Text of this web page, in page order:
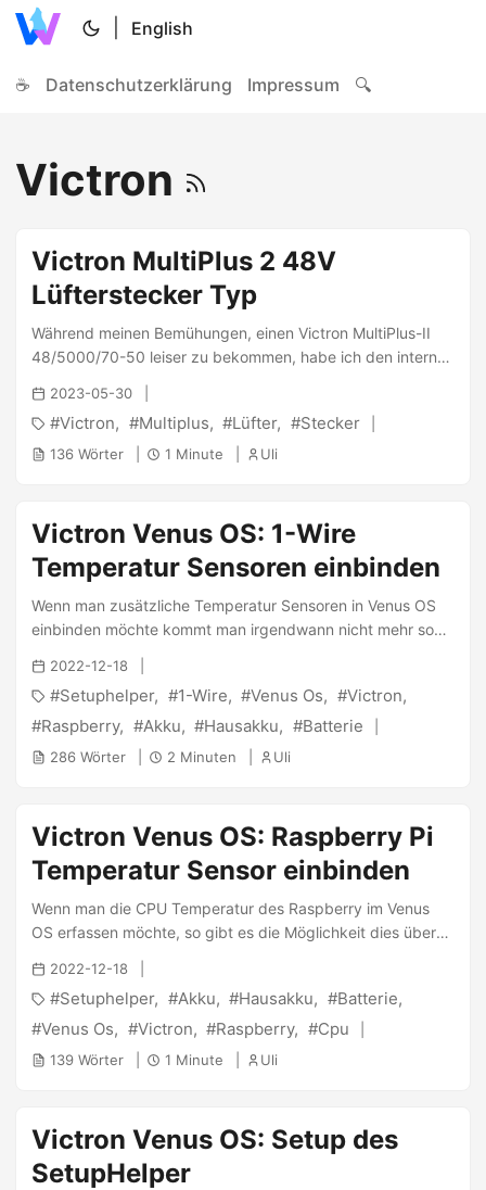
English
☕ Datenschutzerklärung Impressum 🔍
Victron
Victron MultiPlus 2 48V
Lüfterstecker Typ
Während meinen Bemühungen, einen Victron MultiPlus-II
48/5000/70-50 leiser zu bekommen, habe ich den internen
Lüfter durch einen wesentlich leiseren Lüfter - den Noctua
NF-F12 iPPC-24V-3000* - ausgetauscht. Hierfür musste
ich den Original-Lüfter entfernen. Leider hat sich Victron
dazu entschieden, einen nicht standardmäßigen
Stecker herausgerüttelt werden könnte), was mir zwei
Optionen offenließ: ...
2023-05-30
Victron Multiplus Lüfter Stecker
136 Wörter 1 Minute Uli
Victron Venus OS: 1-Wire
Temperatur Sensoren einbinden
Wenn man zusätzliche Temperatur Sensoren in Venus OS
einbinden möchte kommt man irgendwann nicht mehr so
recht weiter. Natürlich kann man die Sensoren des BMS
und des Multiplus 2 nutzen um einige Temperaturen
abzurufen. Aber wenn man z.b. die Temperatur eine NEEY
Balancers oder der Batteriepole abgreifen will, so stolpert
man irgendwann über die Notwendigkeit, 1-Wire dafür zu
2022-12-18
Setuphelper 1-Wire Venus Os
Victron
Raspberry
Akku Hausakku Batterie
286 Wörter 2 Minuten Uli
Victron Venus OS: Raspberry Pi
Temperatur Sensor einbinden
Wenn man die CPU Temperatur des Raspberry im Venus
OS erfassen möchte, so gibt es die Möglichkeit dies über
ein zusätzliches Package zu tun. Die folgende Anleitung ist
leider nur für Installationen basierend auf dem Raspberry
geeignet. Wenn man den SetupHelper eingebunden hat, ist
es eigentlich relativ trivial - man muss nur dieses
Repository einbinden (evtl. schon wegen 1-Wire passiert):
2022-12-18
Setuphelper Akku Hausakku
Batterie
Venus Os
Victron Raspberry Cpu
139 Wörter 1 Minute Uli
Victron Venus OS: Setup des
SetupHelper